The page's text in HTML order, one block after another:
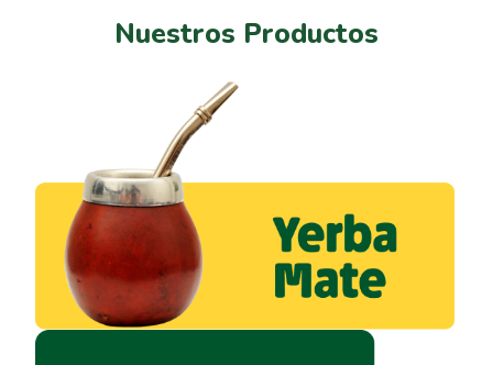
Nuestros Productos